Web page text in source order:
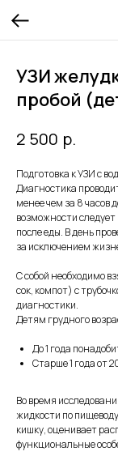
УЗИ
пробой
2 500 р.
Подготовка к УЗИ с
Диагностика
менее чем за 8 часов
возможности следует
после еды. В день
за исключением
С собой необходимо
сок, компот) с
диагностики.
Детям грудного
До 1 года
Старше 1 года от
Во время
жидкости по
кишку, оценивает
функциональные